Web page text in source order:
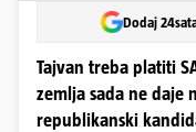
Dodaj
Tajvan treba platiti
zemlja sada ne daje
republikanski